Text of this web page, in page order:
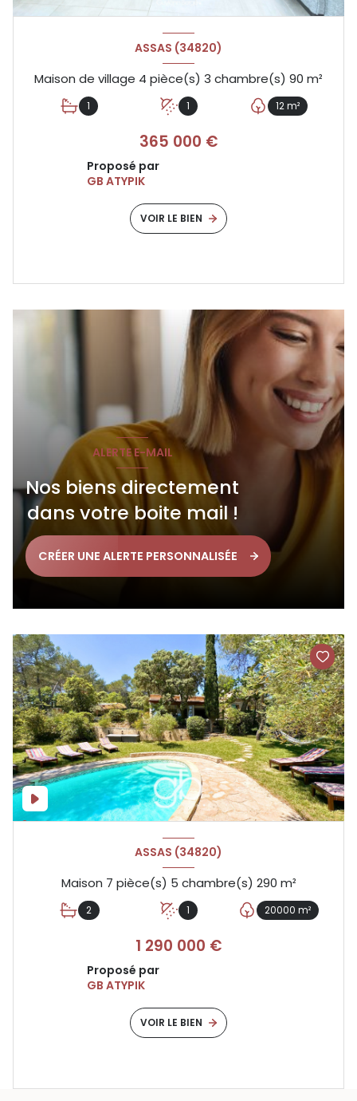
ASSAS (34820)
Maison de village 4 pièce(s) 3 chambre(s) 90 m²
1 1 12 m²
365 000 €
Proposé par
GB ATYPIK
VOIR LE BIEN
ALERTE E-MAIL
Nos biens directement
dans votre boite mail !
CRÉER UNE ALERTE PERSONNALISÉE
ASSAS (34820)
Maison 7 pièce(s) 5 chambre(s) 290 m²
2 1 20000 m²
1 290 000 €
Proposé par
GB ATYPIK
VOIR LE BIEN